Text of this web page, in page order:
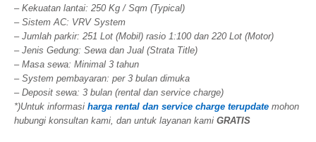
– Kekuatan lantai: 250 Kg / Sqm (Typical)
– Sistem AC: VRV System
– Jumlah parkir: 251 Lot (Mobil) rasio 1:100 dan 220 Lot (Motor)
– Jenis Gedung: Sewa dan Jual (Strata Title)
– Masa sewa: Minimal 3 tahun
– System pembayaran: per 3 bulan dimuka
– Deposit sewa: 3 bulan (rental dan service charge)
*)Untuk informasi harga rental dan service charge terupdate mohon
hubungi konsultan kami, dan untuk layanan kami GRATIS